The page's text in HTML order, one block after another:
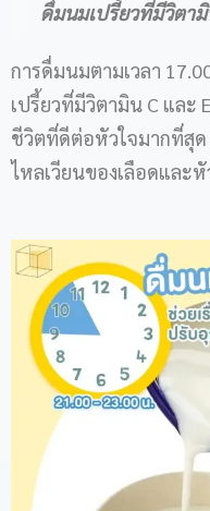
ดื่มนมเปรี้ยวที่มีวิตามิ
การดื่มนมตามเวลา
เปรี้ยวที่มีวิตามิน C และ
ชีวิตที่ดีต่อหัวใจมากที่สุด
ไหลเวียนของเลือดและ